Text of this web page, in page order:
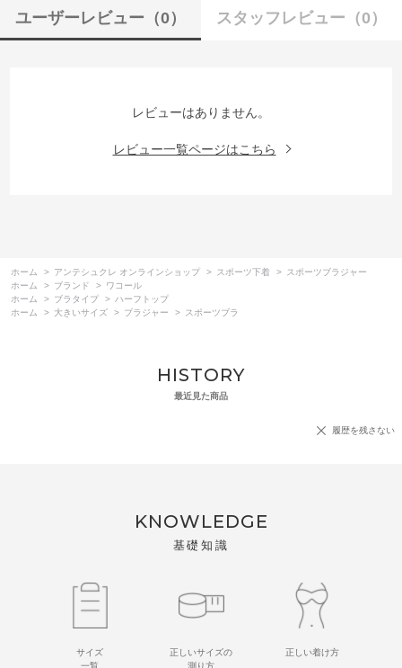
ユーザーレビュー （0） スタッフレビュー （0）
レビューはありません。
レビュー一覧ページはこちら
ホーム > アンテシュクレ オンラインショップ > スポーツ下着 >
スポーツブラジャー
ホーム
> ブランド > ワコール
ホーム
> ブラタイプ > ハーフトップ
ホーム
> 大きいサイズ > ブラジャー > スポーツブラ
HISTORY
最近見た商品
履歴を残さない
KNOWLEDGE
基礎知識
サイズ
一覧
正しいサイズの
測り方
正しい着け方